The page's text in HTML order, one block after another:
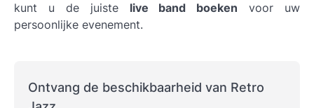
kunt u de juiste live band boeken voor uw
persoonlijke evenement.
Ontvang de beschikbaarheid van Retro